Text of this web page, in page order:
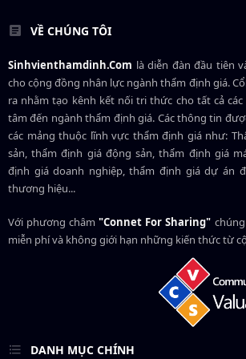
VỀ CHÚNG TÔI
Sinhvienthamdinh.Com là diễn đàn đầu tiên
cho cộng đồng nhân lực ngànhthẩm định giá.
ra nhằm tạo kênh kết nối tri thức cho tất cả
tâm đến ngành thẩm định giá. Các thông tin
các mảng thuộc lĩnh vực thẩm định giá như:
sản, thẩm định giá động sản, thẩm định giá
định giá doanh nghiệp, thẩm định giá dự án
thương hiệu...
Với phương châm"Connet For Sharing"
miễn phí và không giới hạn những kiến thức từ
DANH MỤC CHÍNH